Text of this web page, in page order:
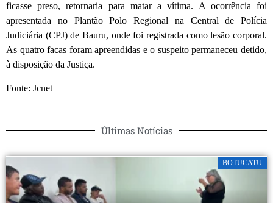
ficasse preso, retornaria para matar a vítima. A ocorrência foi
apresentada no Plantão Polo Regional na Central de Polícia
Judiciária (CPJ) de Bauru, onde foi registrada como lesão corporal.
As quatro facas foram apreendidas e o suspeito permaneceu detido,
à disposição da Justiça.
Fonte: Jcnet
Últimas Notícias
BOTUCATU